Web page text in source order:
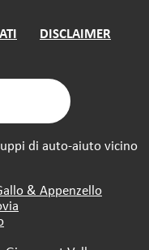
DISCLAIMER
di auto-aiuto vicino
& Appenzello